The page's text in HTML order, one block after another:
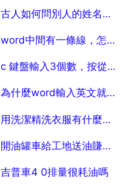
2025-07-29 古人如何問別人的姓名，古代怎麼問別人名字？
2025-07-29 word中間有一條線，怎麼刪也刪不掉
2025-07-29 c 鍵盤輸入3個數，按從小到大的順序輸出，求解。
2025-07-29 為什麼word輸入英文就會自動變成中文？
2025-07-29 用洗潔精洗衣服有什麼好處和壞處
2025-07-29 開油罐車給工地送油賺錢嗎
2025-07-29
吉普車4 0排量很耗油嗎